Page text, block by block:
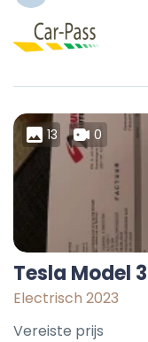
13 0
Tesla Model 3
Electrisch 2023
Vereiste prijs